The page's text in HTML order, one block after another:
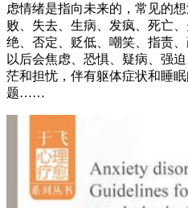
虑情绪是指向未来的，常见的
败、失去、生病、发疯、死亡
绝、否定、贬低、嘲笑、指责
以后会焦虑、恐惧、疑病、强
茫和担忧，伴有躯体症状和睡
题……